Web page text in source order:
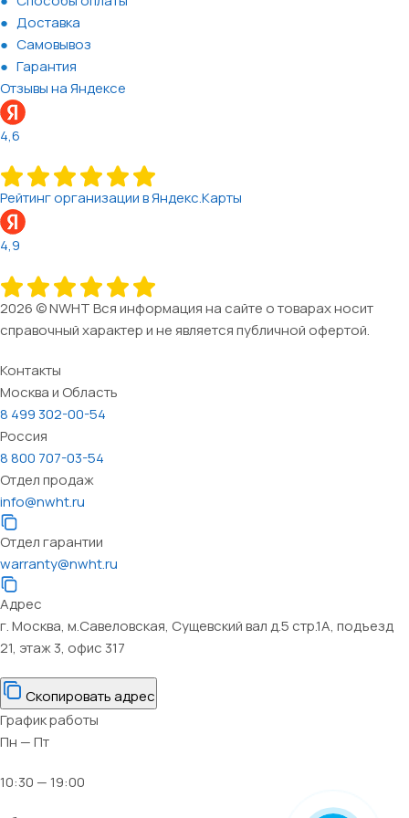
Доставка
Самовывоз
Гарантия
Отзывы на Яндексе
4,6
Рейтинг организации в Яндекс.Карты
4,9
2026 © NWHT Вся информация на сайте о товарах носит
справочный характер и не является публичной офертой.
Контакты
Москва и Область
8 499 302-00-54
Россия
8 800 707-03-54
Отдел продаж
info@nwht.ru
Отдел гарантии
warranty@nwht.ru
Адрес
г. Москва, м.Савеловская, Сущевский вал д.5 стр.1А, подъезд
21, этаж 3, офис 317
Скопировать адрес
График работы
Пн — Пт
10:30 — 19:00